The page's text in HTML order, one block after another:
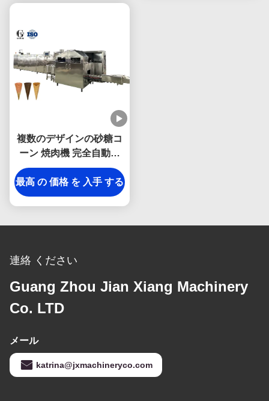
複数のデザインの砂糖コ
ーン 焼肉機 完全自動で
SIEMENS/DELTA PLC制
御
最高 の 価格 を 入手 する
連絡 ください
Guang Zhou Jian Xiang Machinery
Co. LTD
メール
katrina@jxmachineryco.com